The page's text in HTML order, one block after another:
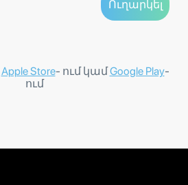
Apple Store- ում կամGoogle Play-
ում